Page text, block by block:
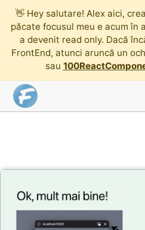
👋 Hey salutare! Alex aici,
păcate focusul meu e acum
a devenit read only. Dacă
FrontEnd, atunci aruncă un
sau